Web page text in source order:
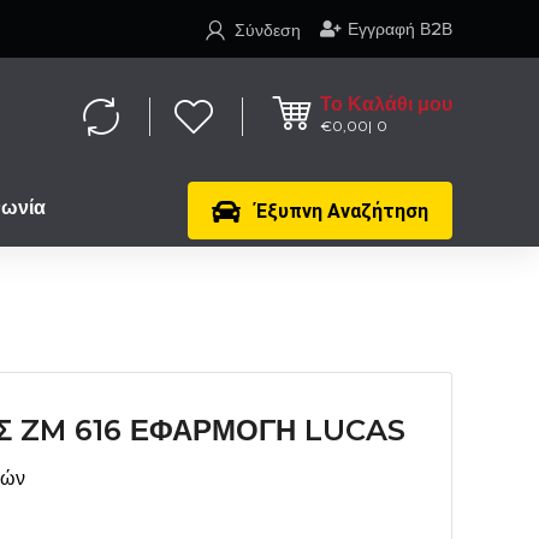
Εγγραφή Β2Β
Σύνδεση
Το Καλάθι μου
€0,00 0
Έξυπνη Αναζήτηση
ZM 616 ΕΦΑΡΜΟΓΗ LUCAS